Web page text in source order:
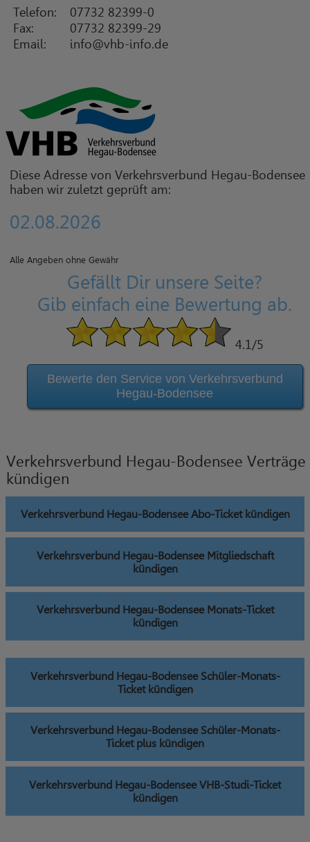
Telefon:
07732 82399-0
Fax:
07732 82399-29
Email:
info@vhb-info.de
Diese Adresse von Verkehrsverbund Hegau-Bodensee
haben wir zuletzt geprüft am:
02.08.2026
Alle Angeben ohne Gewähr
Gefällt Dir unsere Seite?
Gib einfach eine Bewertung ab.
4.1/5
Bewerte den Service von Verkehrsverbund
Hegau-Bodensee
Verkehrsverbund Hegau-Bodensee Verträge
kündigen
Verkehrsverbund Hegau-Bodensee Abo-Ticket kündigen
Verkehrsverbund Hegau-Bodensee Mitgliedschaft
kündigen
Verkehrsverbund Hegau-Bodensee Monats-Ticket
kündigen
Verkehrsverbund Hegau-Bodensee Schüler-Monats-
Ticket kündigen
Verkehrsverbund Hegau-Bodensee Schüler-Monats-
Ticket plus kündigen
Verkehrsverbund Hegau-Bodensee VHB-Studi-Ticket
kündigen